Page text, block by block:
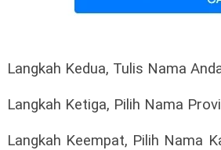
Langkah Kedua, Tulis Nama
Langkah Ketiga, Pilih Nama
Langkah Keempat, Pilih Nama